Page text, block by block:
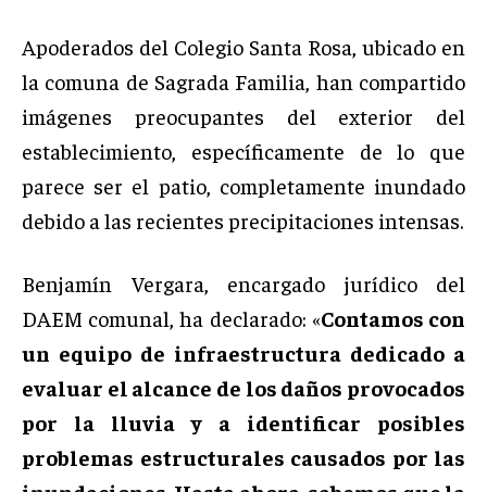
Apoderados del Colegio Santa Rosa, ubicado en
la comuna de Sagrada Familia, han compartido
imágenes preocupantes del exterior del
establecimiento, específicamente de lo que
parece ser el patio, completamente inundado
debido a las recientes precipitaciones intensas.
Benjamín Vergara, encargado jurídico del
DAEM comunal, ha declarado: «Contamos con
un equipo de infraestructura dedicado a
evaluar el alcance de los daños provocados
por la lluvia y a identificar posibles
problemas estructurales causados por las